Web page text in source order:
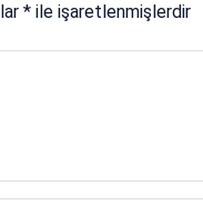
* ile işaretlenmişlerdir